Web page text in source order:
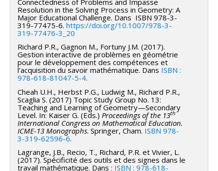
Resolution in the Solving Process in Geometry: A
Major Educational Challenge. Dans ISBN 978-3-
319-77475-6. https://doi.org/10.1007/978-3-
319-77476-3_20
Richard P.R., Gagnon M., Fortuny J.M. (2017).
Gestion interactive de problèmes en géométrie
pour le développement des compétences et
l’acquisition du savoir mathématique. Dans ISBN :
978-618-81047-5-4.
Cheah U.H., Herbst P.G., Ludwig M., Richard P.R.,
Scaglia S. (2017) Topic Study Group No. 13:
Teaching and Learning of Geometry—Secondary
Level. In: Kaiser G. (Eds.) Proceedings of the 13th
International Congress on Mathematical Education.
ICME-13 Monographs. Springer, Cham. ISBN 978-
3-319-62596-6.
Lagrange, J.B., Recio, T., Richard, P.R. et Vivier, L.
(2017). Spécificité des outils et des signes dans le
travail mathématique. Dans : ISBN : 978-618-